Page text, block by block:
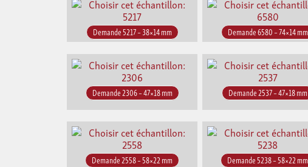
Demande 5217 – 38×14 mm Demande 6580 – 74×14 mm
Demande 2306 – 47×18 mm Demande 2537 – 47×18 mm
Demande 2558 – 58×22 mm Demande 5238 – 58×22 mm